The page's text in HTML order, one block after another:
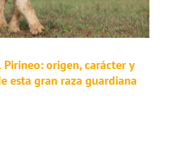
Pirineo: origen, carácter y
esta gran raza guardiana